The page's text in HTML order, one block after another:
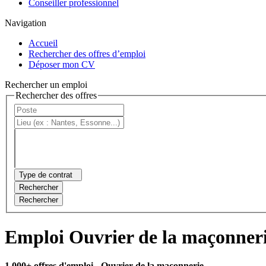
Conseiller professionnel
Navigation
Accueil
Rechercher des offres d’emploi
Déposer mon CV
Rechercher un emploi
Rechercher des offres
Type de contrat
Rechercher
Rechercher
Emploi Ouvrier de la